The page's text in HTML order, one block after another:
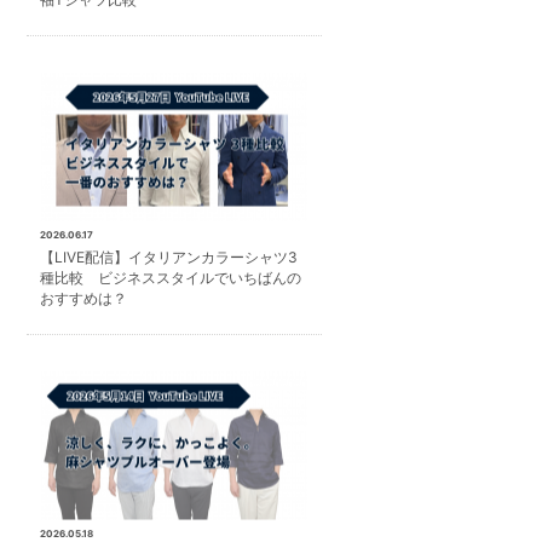
2026.06.17
【LIVE配信】イタリアンカラーシャツ3
種比較 ビジネススタイルでいちばんの
おすすめは？
2026.05.18